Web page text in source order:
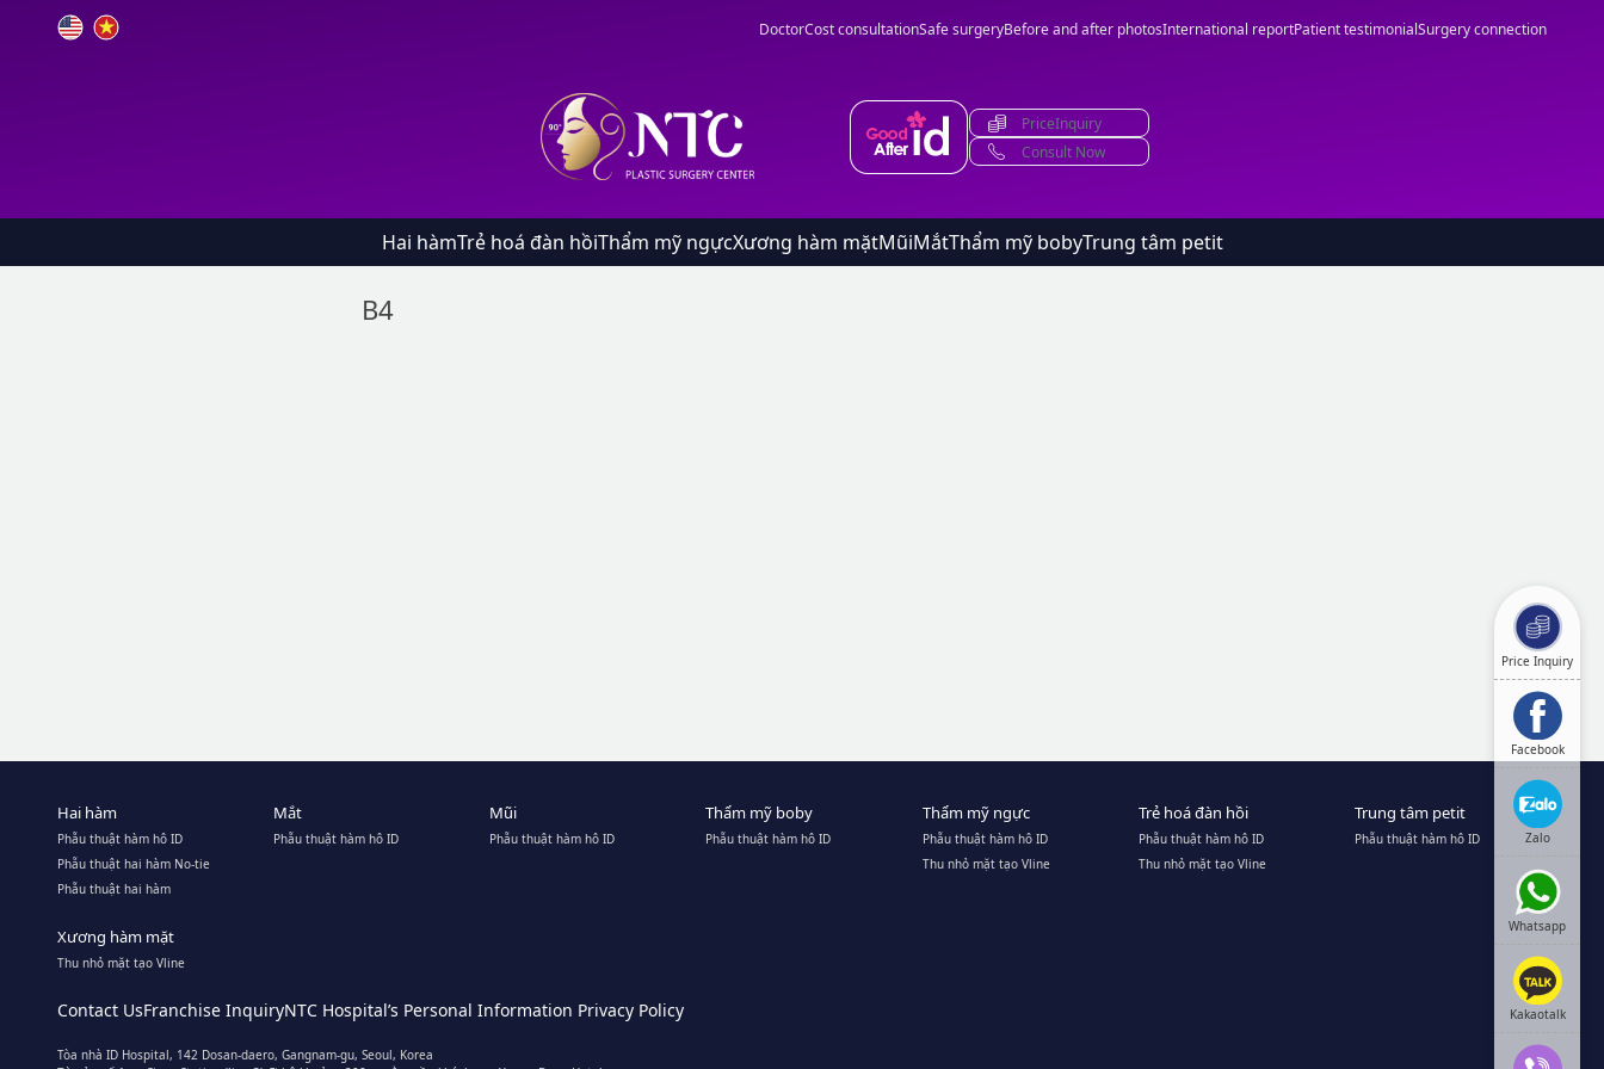
DoctorCost consultationSafe surgeryBefore and after photosInternational reportPatient testimonialSurgery connection
PriceInquiry
Consult Now
Hai hàmTrẻ hoá đàn hồiThẩm mỹ ngựcXương hàm mặtMũiMắtThẩm mỹ bobyTrung tâm petit
B4
Hai hàm
Phẫu thuật hàm hô ID
Phẫu thuật hai hàm No-tie
Phẫu thuật hai hàm
Mắt
Phẫu thuật hàm hô ID
Mũi
Phẫu thuật hàm hô ID
Thẩm mỹ boby
Phẫu thuật hàm hô ID
Thẩm mỹ ngực
Phẫu thuật hàm hô ID
Thu nhỏ mặt tạo Vline
Trẻ hoá đàn hồi
Phẫu thuật hàm hô ID
Thu nhỏ mặt tạo Vline
Trung tâm petit
Phẫu thuật hàm hô ID
Xương hàm mặt
Thu nhỏ mặt tạo Vline
Contact UsFranchise InquiryNTC Hospital’s Personal Information Privacy Policy
Tòa nhà ID Hospital, 142 Dosan-daero, Gangnam-gu, Seoul, Korea
Price Inquiry
Facebook
Zalo
Whatsapp
Kakaotalk